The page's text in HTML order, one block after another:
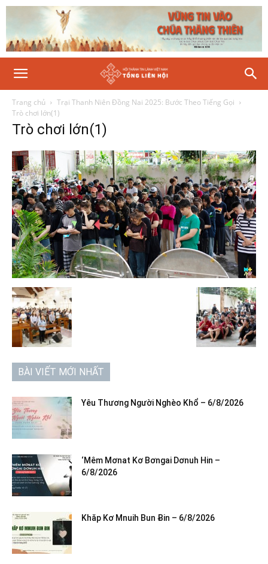
Trang chủ
Trại Thanh Niên Đồng Nai 2025: Bước Theo Tiếng Gọi
Trò chơi lớn(1)
Trò chơi lớn(1)
BÀI VIẾT MỚI NHẤT
Yêu Thương Người Nghèo Khổ – 6/8/2026
‘Mêm Mơnat Kơ Bơngai Dơnuh Hin –
6/8/2026
Khăp Kơ Mnuih Bun Ƀin – 6/8/2026